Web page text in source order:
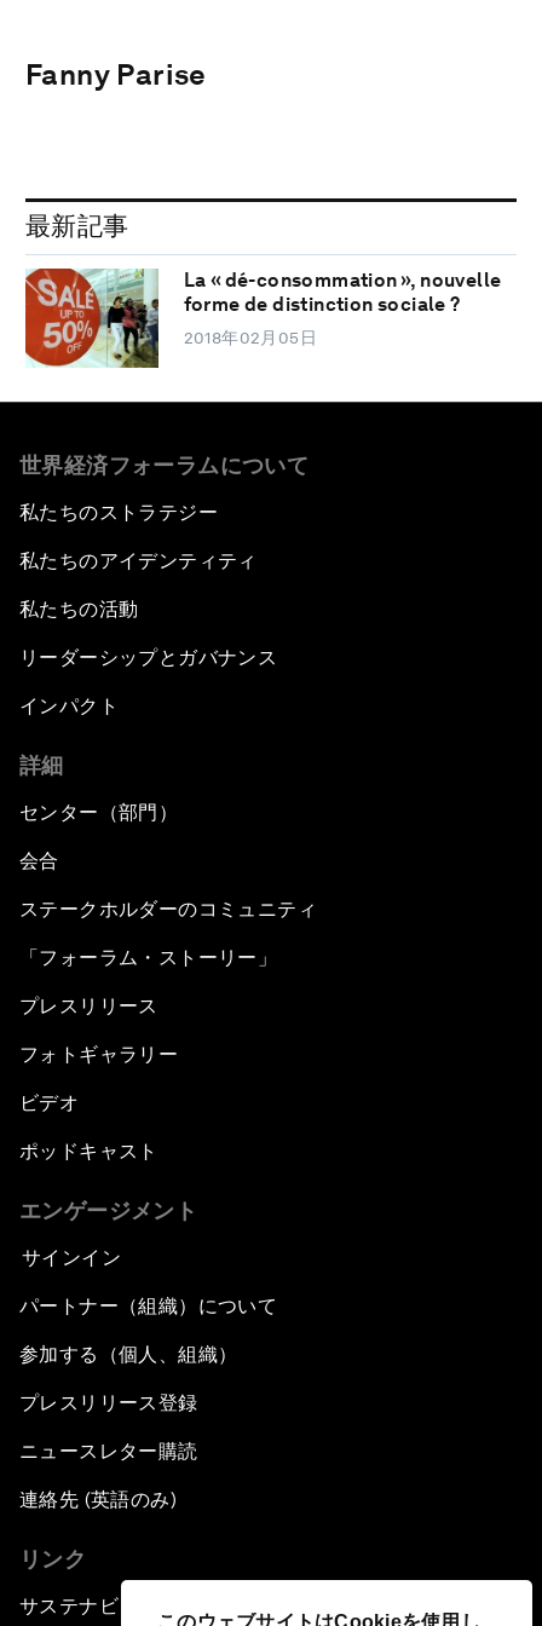
このウェブサイトはCookieを使用し
Fanny Parise
最新記事
La « dé-consommation », nouvelle
forme de distinction sociale ?
2018年02月05日
世界経済フォーラムについて
私たちのストラテジー
私たちのアイデンティティ
私たちの活動
リーダーシップとガバナンス
インパクト
詳細
センター（部門）
会合
ステークホルダーのコミュニティ
「フォーラム・ストーリー」
プレスリリース
フォトギャラリー
ビデオ
ポッドキャスト
エンゲージメント
サインイン
パートナー（組織）について
参加する（個人、組織）
プレスリリース登録
ニュースレター購読
連絡先 (英語のみ)
リンク
サステナビリティへの取り組み